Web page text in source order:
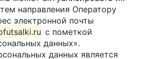
направления Оператору
электронной почты
с пометкой
данных».
данных является